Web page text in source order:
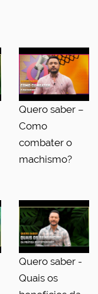
Quero saber –
Como
combater o
machismo?
Quero saber -
Quais os